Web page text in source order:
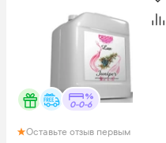
0-0-6
Оставьте отзыв первым